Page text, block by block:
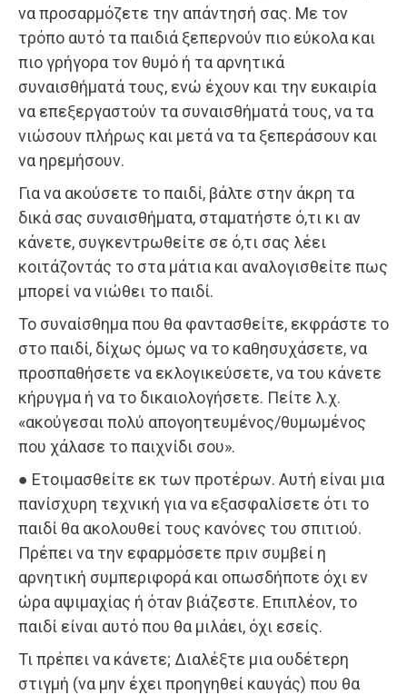
να προσαρμόζετε την απάντησή σας. Με τον
τρόπο αυτό τα παιδιά ξεπερνούν πιο εύκολα και
πιο γρήγορα τον θυμό ή τα αρνητικά
συναισθήματά τους, ενώ έχουν και την ευκαιρία
να επεξεργαστούν τα συναισθήματά τους, να τα
νιώσουν πλήρως και μετά να τα ξεπεράσουν και
να ηρεμήσουν.
Για να ακούσετε το παιδί, βάλτε στην άκρη τα
δικά σας συναισθήματα, σταματήστε ό,τι κι αν
κάνετε, συγκεντρωθείτε σε ό,τι σας λέει
κοιτάζοντάς το στα μάτια και αναλογισθείτε πως
μπορεί να νιώθει το παιδί.
Το συναίσθημα που θα φαντασθείτε, εκφράστε το
στο παιδί, δίχως όμως να το καθησυχάσετε, να
προσπαθήσετε να εκλογικεύσετε, να του κάνετε
κήρυγμα ή να το δικαιολογήσετε. Πείτε λ.χ.
«ακούγεσαι πολύ απογοητευμένος/θυμωμένος
που χάλασε το παιχνίδι σου».
● Ετοιμασθείτε εκ των προτέρων. Αυτή είναι μια
πανίσχυρη τεχνική για να εξασφαλίσετε ότι το
παιδί θα ακολουθεί τους κανόνες του σπιτιού.
Πρέπει να την εφαρμόσετε πριν συμβεί η
αρνητική συμπεριφορά και οπωσδήποτε όχι εν
ώρα αψιμαχίας ή όταν βιάζεστε. Επιπλέον, το
παιδί είναι αυτό που θα μιλάει, όχι εσείς.
Τι πρέπει να κάνετε; Διαλέξτε μια ουδέτερη
στιγμή (να μην έχει προηγηθεί καυγάς) που θα